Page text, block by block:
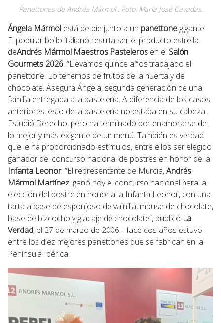
Panettones de Andrés Mármol . Foto: María José Cavadas.
Ángela Mármol está de pie junto a un panettone gigante.
El popular bollo italiano resulta ser el producto estrella
deAndrés Mármol Maestros Pasteleros en el Salón
Gourmets 2026. “Llevamos quince años trabajado el
panettone. Lo tenemos de frutos de la huerta y de
chocolate. Asegura Ángela, segunda generación de una
familia entregada a la pastelería. A diferencia de los casos
anteriores, esto de la pastelería no estaba en su cabeza.
Estudió Derecho, pero ha terminado por enamorarse de
lo mejor y más exigente de un menú. También es verdad
que le ha proporcionado estímulos, entre ellos ser elegido
ganador del concurso nacional de postres en honor de la
Infanta Leonor. “El representante de Murcia,Andrés
Mármol Martínez, ganó hoy el concurso nacional para la
elección del postre en honor a la Infanta Leonor, con una
tarta a base de esponjoso de vainilla, mouse de chocolate,
base de bizcocho y glacaje de chocolate”, publicó La
Verdad, el 27 de marzo de 2006. Hace dos años estuvo
entre los diez mejores panettones que se fabrican en la
Península Ibérica.